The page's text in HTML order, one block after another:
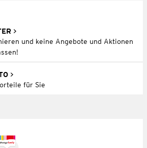
und keine Angebote und Aktionen
für Sie